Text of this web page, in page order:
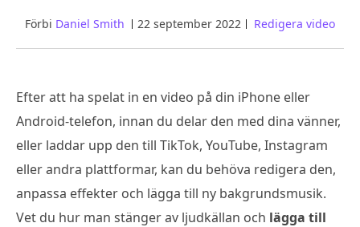
Förbi Daniel Smith 22 september 2022 Redigera video
Efter att ha spelat in en video på din iPhone eller
Android-telefon, innan du delar den med dina vänner,
eller laddar upp den till TikTok, YouTube, Instagram
eller andra plattformar, kan du behöva redigera den,
anpassa effekter och lägga till ny bakgrundsmusik.
Vet du hur man stänger av ljudkällan och lägga till